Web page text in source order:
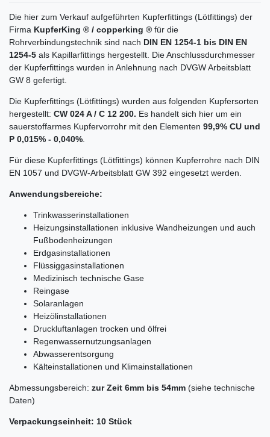
Die hier zum Verkauf aufgeführten Kupferfittings (Lötfittings) der
Firma KupferKing ® / copperking ® für die
Rohrverbindungstechnik sind nach DIN EN 1254-1 bis DIN EN
1254-5 als Kapillarfittings hergestellt. Die Anschlussdurchmesser
der Kupferfittings wurden in Anlehnung nach DVGW Arbeitsblatt
GW 8 gefertigt.
Die Kupferfittings (Lötfittings) wurden aus folgenden Kupfersorten
hergestellt: CW 024 A / C 12 200. Es handelt sich hier um ein
sauerstoffarmes Kupfervorrohr mit den Elementen 99,9% CU und
P 0,015% - 0,040%.
Für diese Kupferfittings (Lötfittings) können Kupferrohre nach DIN
EN 1057 und DVGW-Arbeitsblatt GW 392 eingesetzt werden.
Anwendungsbereiche:
Trinkwasserinstallationen
Heizungsinstallationen inklusive Wandheizungen und auch
Fußbodenheizungen
Erdgasinstallationen
Flüssiggasinstallationen
Medizinisch technische Gase
Reingase
Solaranlagen
Heizölinstallationen
Druckluftanlagen trocken und ölfrei
Regenwassernutzungsanlagen
Abwasserentsorgung
Kälteinstallationen und Klimainstallationen
Abmessungsbereich: zur Zeit 6mm bis 54mm (siehe technische
Daten)
Verpackungseinheit: 10 Stück